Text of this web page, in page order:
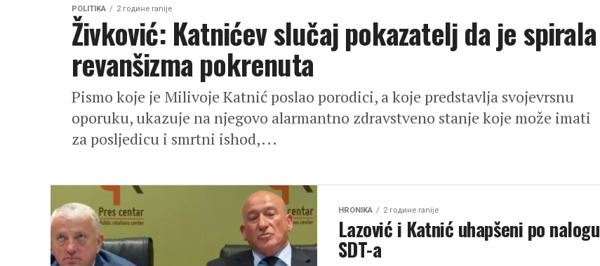
POLITIKA 2 године ranije
Živković: Katnićev slučaj pokazatelj da je spirala
revanšizma pokrenuta
Pismo koje je Milivoje Katnić poslao porodici, a koje predstavlja svojevrsnu
oporuku, ukazuje na njegovo alarmantno zdravstveno stanje koje može imati
za posljedicu i smrtni ishod,...
HRONIKA 2 године ranije
Lazović i Katnić uhapšeni po nalogu
SDT-a